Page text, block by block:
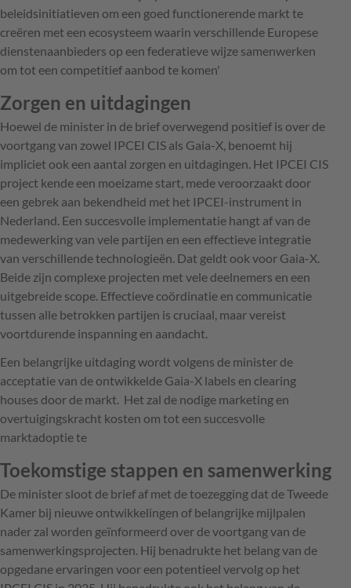
beleidsinitiatieven om een goed functionerende markt te
creëren met een ecosysteem waarin verschillende Europese
dienstenaanbieders op een federatieve wijze samenwerken
om tot een competitief aanbod te komen'
Zorgen en uitdagingen
Hoewel de minister in de brief overwegend positief is over de
voortgang van zowel IPCEI CIS als Gaia-X, benoemt hij
impliciet ook een aantal zorgen en uitdagingen. Het IPCEI CIS
project kende een moeizame start, mede veroorzaakt door
een gebrek aan bekendheid met het IPCEI-instrument in
Nederland. Een succesvolle implementatie hangt af van de
medewerking van vele partijen en een effectieve integratie
van verschillende technologieën. Dat geldt ook voor Gaia-X.
Beide zijn complexe projecten met vele deelnemers en een
uitgebreide scope. Effectieve coördinatie en communicatie
tussen alle betrokken partijen is cruciaal, maar vereist
voortdurende inspanning en aandacht.
Een belangrijke uitdaging wordt volgens de minister de
acceptatie van de ontwikkelde Gaia-X labels en clearing
houses door de markt. Het zal de nodige marketing en
overtuigingskracht kosten om tot een succesvolle
marktadoptie te
Toekomstige stappen en samenwerking
De minister sloot de brief af met de toezegging dat de Tweede
Kamer bij nieuwe ontwikkelingen of belangrijke mijlpalen
nader zal worden geïnformeerd over de voortgang van de
samenwerkingsprojecten. Hij benadrukte het belang van de
opgedane ervaringen voor een potentieel vervolg op het